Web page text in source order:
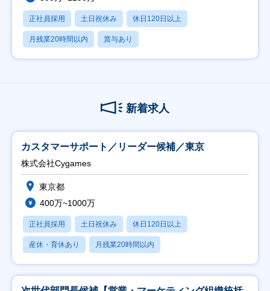
正社員採用 土日祝休み 休日120日以上
月残業20時間以内 賞与あり
新着求人
カスタマーサポート／リーダー候補／東京
株式会社Cygames
東京都
400万~1000万
正社員採用 土日祝休み 休日120日以上
産休・育休あり 月残業20時間以内